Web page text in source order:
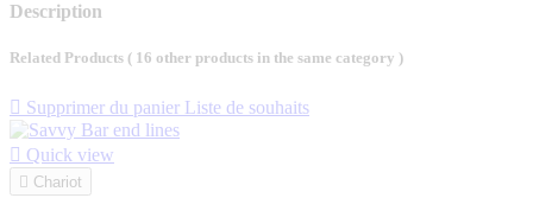
Description
Related Products ( 16 other products in the same category )
 Supprimer du panier Liste de souhaits
 Quick view
 Chariot